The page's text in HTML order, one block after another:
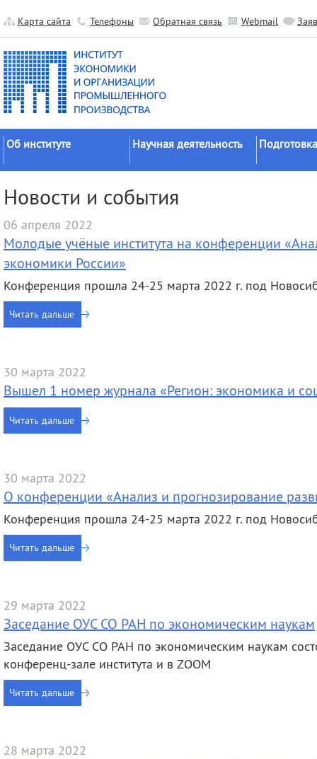
Карта сайта Телефоны Обратная связь Webmail
Об институте
Официальные документы
История
Руководство
Научные подразделения
Прочие подразделения
Издательская
деятельность
Научная деятельность
исследований
Прикладные разработки
Научные школы
Целевое
Новости и события
06 апреля 2022
Молодые учёные института на конференции
экономики России»
Конференция прошла 24-25 марта 2022 г. под
Читать дальше
30 марта 2022
Вышел 1 номер журнала «Регион: экономика и
Читать дальше
30 марта 2022
О конференции «Анализ и прогнозирование
Конференция прошла 24-25 марта 2022 г. под
Читать дальше
29 марта 2022
Заседание ОУС СО РАН по экономическим наукам
Заседание ОУС СО РАН по экономическим наукам
конференц-зале института и в ZOOM
Читать дальше
28 марта 2022